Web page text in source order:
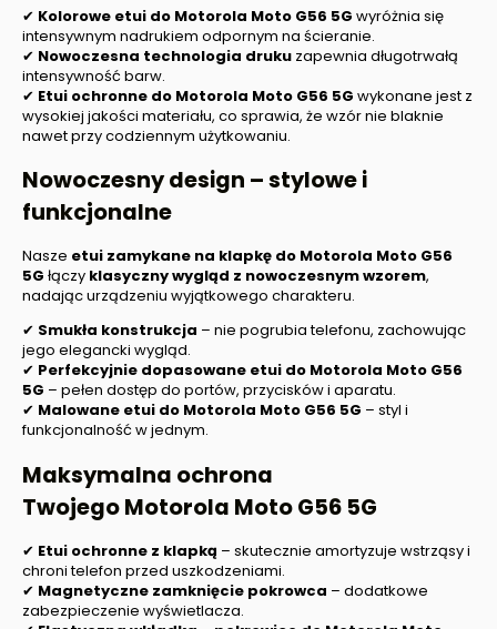
✔ Kolorowe etui do Motorola Moto G56 5G wyróżnia się
intensywnym nadrukiem odpornym na ścieranie.
✔ Nowoczesna technologia druku zapewnia długotrwałą
intensywność barw.
✔ Etui ochronne do Motorola Moto G56 5G wykonane jest z
wysokiej jakości materiału, co sprawia, że wzór nie blaknie
nawet przy codziennym użytkowaniu.
Nowoczesny design – stylowe i
funkcjonalne
Nasze etui zamykane na klapkę do Motorola Moto G56
5G łączy klasyczny wygląd z nowoczesnym wzorem,
nadając urządzeniu wyjątkowego charakteru.
✔ Smukła konstrukcja – nie pogrubia telefonu, zachowując
jego elegancki wygląd.
✔ Perfekcyjnie dopasowane etui do Motorola Moto G56
5G – pełen dostęp do portów, przycisków i aparatu.
✔ Malowane etui do Motorola Moto G56 5G – styl i
funkcjonalność w jednym.
Maksymalna ochrona
TwojegoMotorola Moto G56 5G
✔ Etui ochronne z klapką – skutecznie amortyzuje wstrząsy i
chroni telefon przed uszkodzeniami.
✔ Magnetyczne zamknięcie pokrowca – dodatkowe
zabezpieczenie wyświetlacza.